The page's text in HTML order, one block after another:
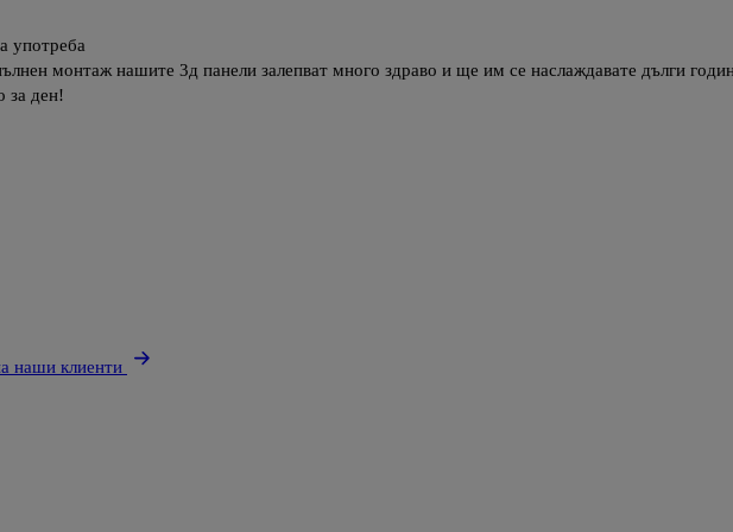
употреба
монтаж нашите 3д панели залепват много здраво и ще им се наслаждавате дълги
за ден!
наши клиенти